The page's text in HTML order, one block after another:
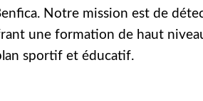
Notre mission est de
une formation de haut
sportif et éducatif.